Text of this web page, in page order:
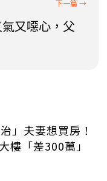
又噁心，父
」夫妻想買房！
樓「差300萬」